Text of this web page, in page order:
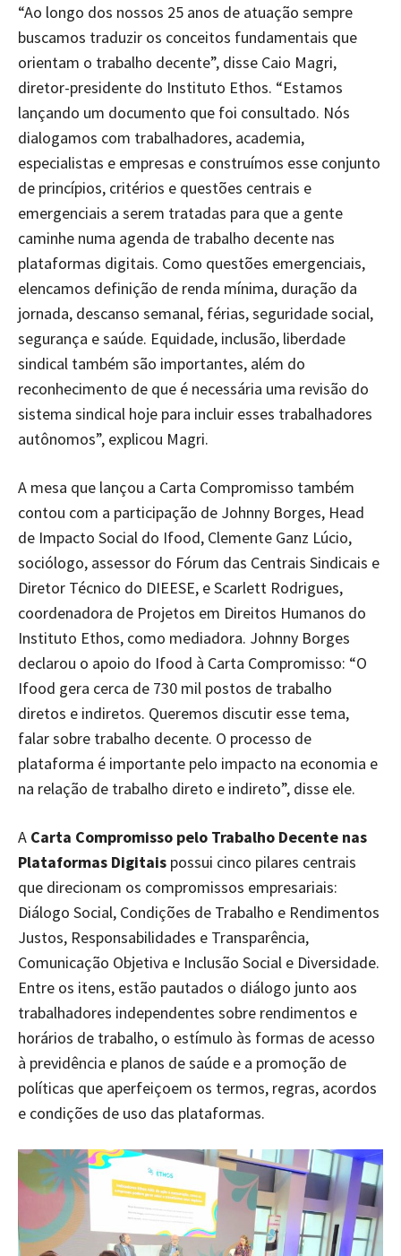
“Ao longo dos nossos 25 anos de atuação sempre
buscamos traduzir os conceitos fundamentais que
orientam o trabalho decente”, disse Caio Magri,
diretor-presidente do Instituto Ethos. “Estamos
lançando um documento que foi consultado. Nós
dialogamos com trabalhadores, academia,
especialistas e empresas e construímos esse conjunto
de princípios, critérios e questões centrais e
emergenciais a serem tratadas para que a gente
caminhe numa agenda de trabalho decente nas
plataformas digitais. Como questões emergenciais,
elencamos definição de renda mínima, duração da
jornada, descanso semanal, férias, seguridade social,
segurança e saúde. Equidade, inclusão, liberdade
sindical também são importantes, além do
reconhecimento de que é necessária uma revisão do
sistema sindical hoje para incluir esses trabalhadores
autônomos”, explicou Magri.
A mesa que lançou a Carta Compromisso também
contou com a participação de Johnny Borges, Head
de Impacto Social do Ifood, Clemente Ganz Lúcio,
sociólogo, assessor do Fórum das Centrais Sindicais e
Diretor Técnico do DIEESE, e Scarlett Rodrigues,
coordenadora de Projetos em Direitos Humanos do
Instituto Ethos, como mediadora. Johnny Borges
declarou o apoio do Ifood à Carta Compromisso: “O
Ifood gera cerca de 730 mil postos de trabalho
diretos e indiretos. Queremos discutir esse tema,
falar sobre trabalho decente. O processo de
plataforma é importante pelo impacto na economia e
na relação de trabalho direto e indireto”, disse ele.
A Carta Compromisso pelo Trabalho Decente nas
Plataformas Digitais possui cinco pilares centrais
que direcionam os compromissos empresariais:
Diálogo Social, Condições de Trabalho e Rendimentos
Justos, Responsabilidades e Transparência,
Comunicação Objetiva e Inclusão Social e Diversidade.
Entre os itens, estão pautados o diálogo junto aos
trabalhadores independentes sobre rendimentos e
horários de trabalho, o estímulo às formas de acesso
à previdência e planos de saúde e a promoção de
políticas que aperfeiçoem os termos, regras, acordos
e condições de uso das plataformas.